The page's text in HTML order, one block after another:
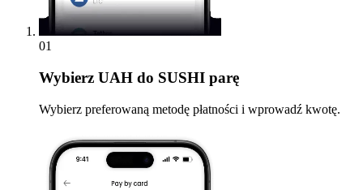
01
Wybierz UAH do SUSHI parę
Wybierz preferowaną metodę płatności i wprowadź kwotę.